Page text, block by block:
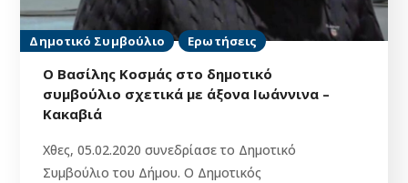
Δημοτικό Συμβούλιο Ερωτήσεις
Ο Βασίλης Κοσμάς στο δημοτικό
συμβούλιο σχετικά με άξονα Ιωάννινα –
Κακαβιά
Χθες, 05.02.2020 συνεδρίασε το Δημοτικό
Συμβούλιο του Δήμου. Ο Δημοτικός